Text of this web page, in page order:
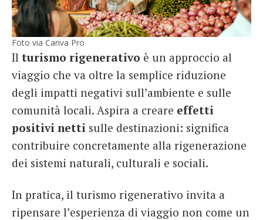
Foto via Canva Pro
Il turismo rigenerativo è un approccio al
viaggio che va oltre la semplice riduzione
degli impatti negativi sull’ambiente e sulle
comunità locali. Aspira a creare effetti
positivi netti sulle destinazioni: significa
contribuire concretamente alla rigenerazione
dei sistemi naturali, culturali e sociali.
In pratica, il turismo rigenerativo invita a
ripensare l’esperienza di viaggio non come un